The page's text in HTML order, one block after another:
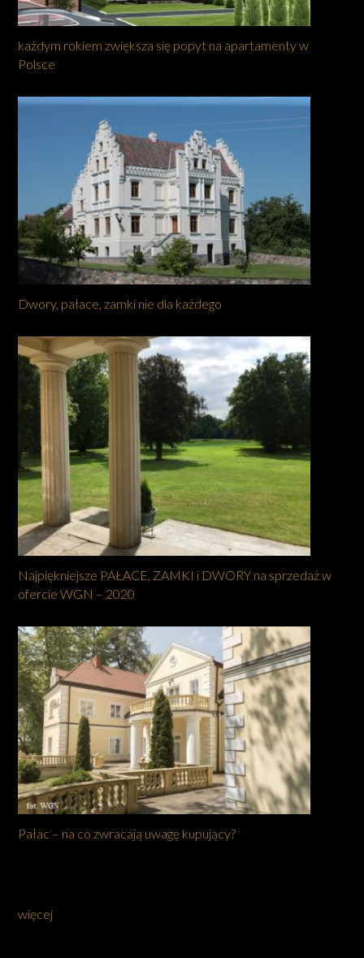
każdym rokiem zwiększa się popyt na apartamenty w
Polsce
Dwory, pałace, zamki nie dla każdego
Najpiękniejsze PAŁACE, ZAMKI i DWORY na sprzedaż w
ofercie WGN – 2020
Pałac – na co zwracają uwagę kupujący?
więcej